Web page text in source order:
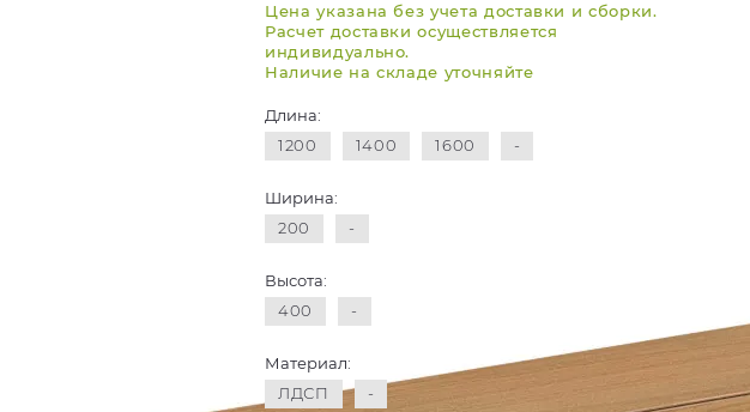
Цена указана без учета доставки и сборки.
Расчет доставки осуществляется
индивидуально.
Наличие на складе уточняйте
Длина:
1200
1400 1600 -
Ширина:
200
-
Высота:
400
-
Материал:
ЛДСП
-